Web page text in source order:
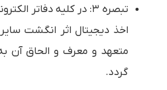
تبصره ۳: در کلیه دفاتر
اخذ دیجیتال اثر انگشت سایر
متعهد و معرف و الحاق آن
گردد.